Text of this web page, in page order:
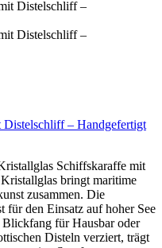
– Handgefertigt
Schiffskaraffe mit
bringt maritime
zusammen. Die
für den Einsatz auf hoher See
für Hausbar oder
Disteln verziert, trägt